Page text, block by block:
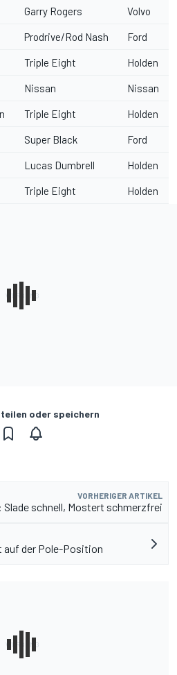
Garry Rogers Volvo
Prodrive/Rod Nash Ford
Triple Eight Holden
Nissan Nissan
Triple Eight Holden
Super Black Ford
Lucas Dumbrell Holden
Triple Eight Holden
oder speichern
VORHERIGER ARTIKEL
schnell, Mostert schmerzfrei
auf der Pole-Position